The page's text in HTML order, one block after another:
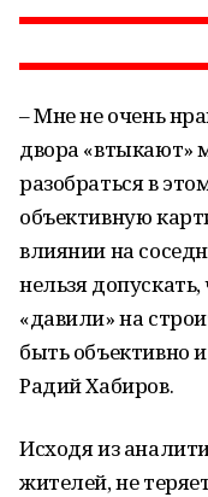
– Мне не очень
двора «втыкают»
разобраться в
объективную
влиянии на
нельзя
«давили» на
быть объективно
Радий Хабиров.
Исходя из
жителей, не